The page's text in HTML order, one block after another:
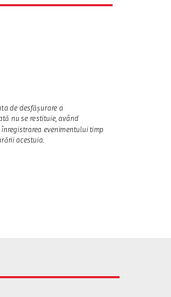
de desfășurare a
nu se restituie, având
evenimentului timp
acestuia.